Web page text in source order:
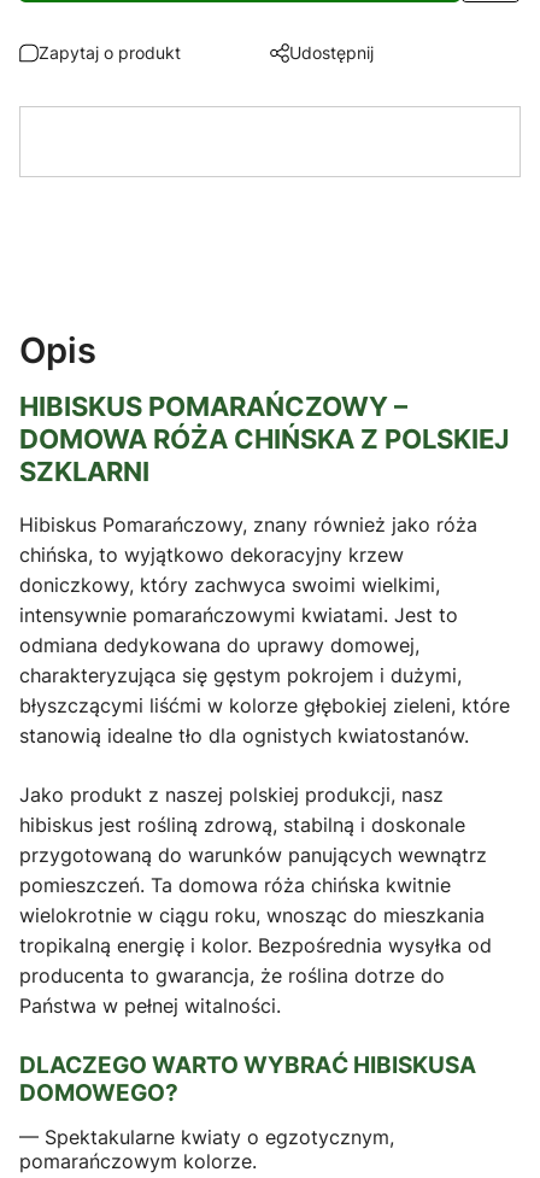
Zapytaj o produkt Udostępnij
Opis
HIBISKUS POMARAŃCZOWY –
DOMOWA RÓŻA CHIŃSKA Z POLSKIEJ
SZKLARNI
Hibiskus Pomarańczowy, znany również jako róża
chińska, to wyjątkowo dekoracyjny krzew
doniczkowy, który zachwyca swoimi wielkimi,
intensywnie pomarańczowymi kwiatami. Jest to
odmiana dedykowana do uprawy domowej,
charakteryzująca się gęstym pokrojem i dużymi,
błyszczącymi liśćmi w kolorze głębokiej zieleni, które
stanowią idealne tło dla ognistych kwiatostanów.
Jako produkt z naszej polskiej produkcji, nasz
hibiskus jest rośliną zdrową, stabilną i doskonale
przygotowaną do warunków panujących wewnątrz
pomieszczeń. Ta domowa róża chińska kwitnie
wielokrotnie w ciągu roku, wnosząc do mieszkania
tropikalną energię i kolor. Bezpośrednia wysyłka od
producenta to gwarancja, że roślina dotrze do
Państwa w pełnej witalności.
DLACZEGO WARTO WYBRAĆ HIBISKUSA
DOMOWEGO?
— Spektakularne kwiaty o egzotycznym,
pomarańczowym kolorze.